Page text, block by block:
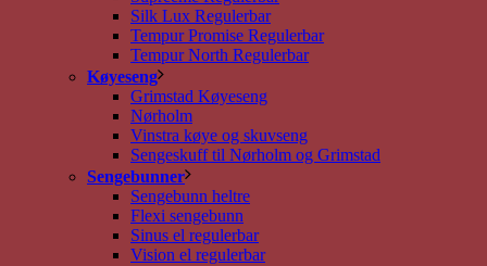
Silk Lux Regulerbar
Tempur Promise Regulerbar
Tempur North Regulerbar
Køyeseng
Grimstad Køyeseng
Nørholm
Vinstra køye og skuvseng
Sengeskuff til Nørholm og Grimstad
Sengebunner
Sengebunn heltre
Flexi sengebunn
Sinus el regulerbar
Vision el regulerbar